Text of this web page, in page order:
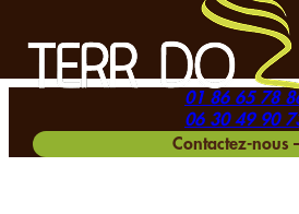
01 86 65 78
06 30 49 90
Contactez-nous
Panneau de gestion des cookies